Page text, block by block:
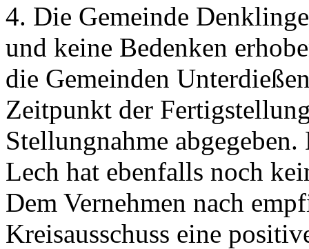
4. Die Gemeinde
und keine Bedenken
die Gemeinden
Zeitpunkt der
Stellungnahme
Lech hat ebenfalls noch
Dem Vernehmen nach
Kreisausschuss eine